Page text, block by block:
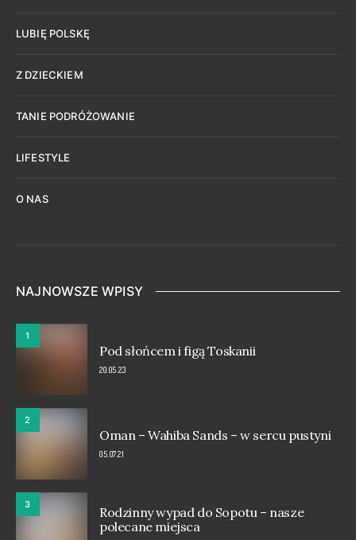
LUBIĘ POLSKĘ
Z DZIECKIEM
TANIE PODRÓŻOWANIE
LIFESTYLE
O NAS
NAJNOWSZE WPISY
1
Pod słońcem i figą Toskanii
20.05.23
2
Oman – Wahiba Sands – w sercu pustyni
05.07.21
3
Rodzinny wypad do Sopotu – nasze
polecane miejsca